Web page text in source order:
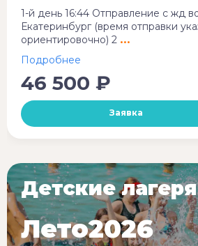
1-й день 16:44 Отправление с жд
Екатеринбург (время отправки
ориентировочно) 2
46 500 ₽
Заявка
Детские
Лето2026